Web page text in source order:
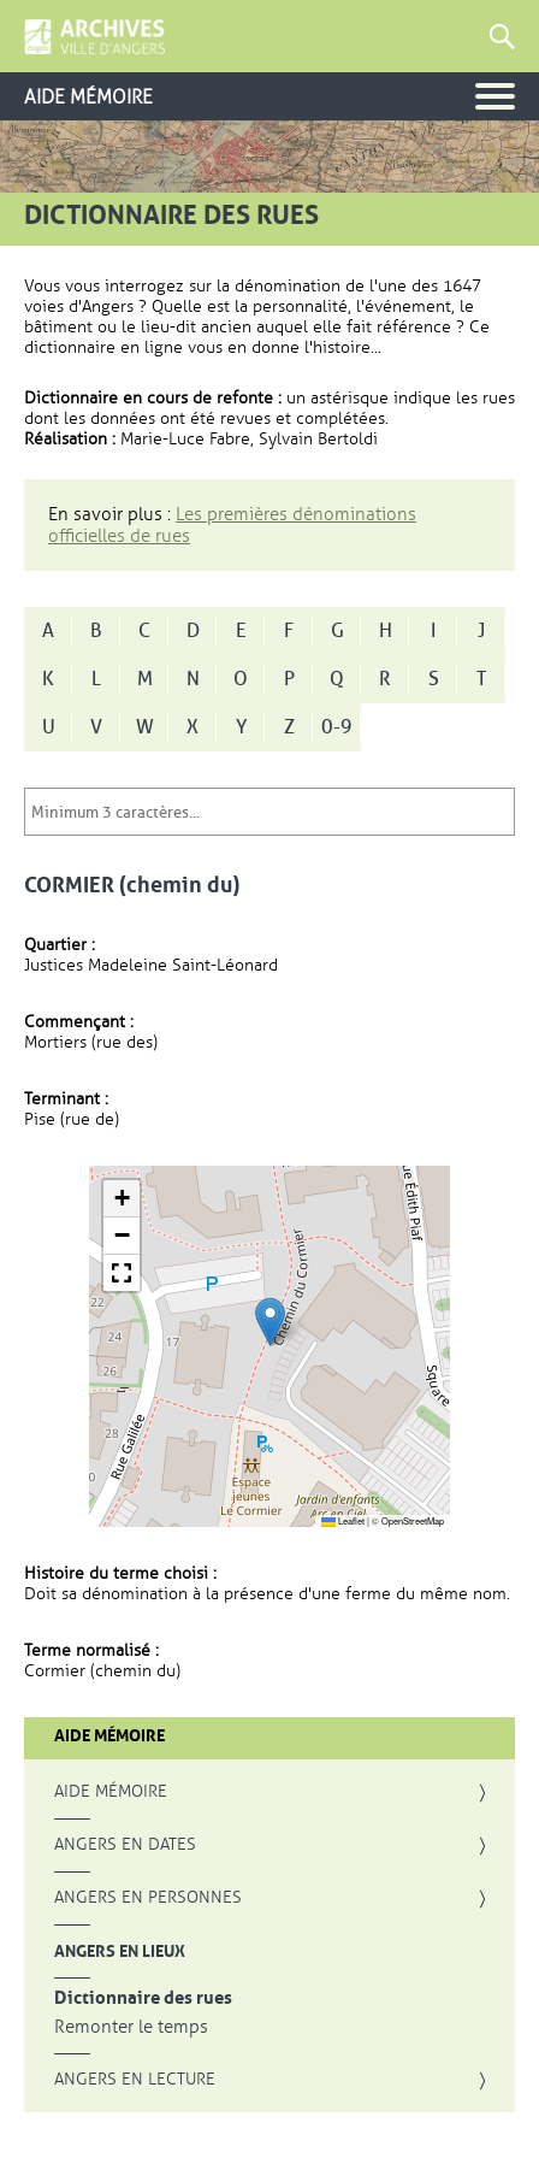
AIDE MÉMOIRE
DICTIONNAIRE DES RUES
Vous vous interrogez sur la dénomination de l'une des 1647
voies d'Angers ? Quelle est la personnalité, l'événement, le
bâtiment ou le lieu-dit ancien auquel elle fait référence ? Ce
dictionnaire en ligne vous en donne l'histoire...
Dictionnaire en cours de refonte : un astérisque indique les rues
dont les données ont été revues et complétées.
Réalisation : Marie-Luce Fabre, Sylvain Bertoldi
En savoir plus : Les premières dénominations
officielles de rues
A B C D E F G H I
J
K
L M N O P Q R S
T
U
V W X Y Z 0-9
CORMIER (chemin du)
Quartier :
Justices Madeleine Saint-Léonard
Commençant :
Mortiers (rue des)
Terminant :
Pise (rue de)
+
−
Leaflet|©OpenStreetMap
Histoire du terme choisi :
Doit sa dénomination à la présence d'une ferme du même nom.
Terme normalisé :
Cormier (chemin du)
AIDE MÉMOIRE
AIDE MÉMOIRE
ANGERS EN DATES
ANGERS EN PERSONNES
ANGERS EN LIEUX
Dictionnaire des rues
Remonter le temps
ANGERS EN LECTURE